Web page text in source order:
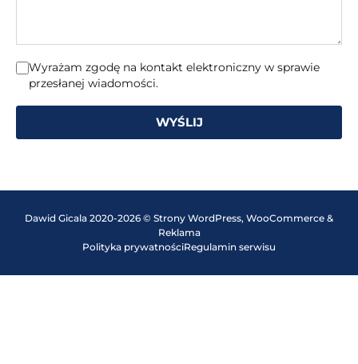
Wyrażam zgodę na kontakt elektroniczny w sprawie
przesłanej wiadomości.
WYŚLIJ
Dawid Gicala 2020-2026 © Strony WordPress, WooCommerce &
Reklama
Polityka prywatnościRegulamin serwisu